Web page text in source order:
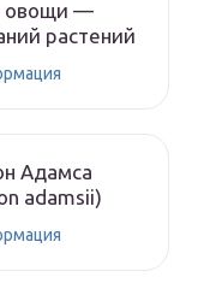
овощи —
растений
Адамса
adamsii)